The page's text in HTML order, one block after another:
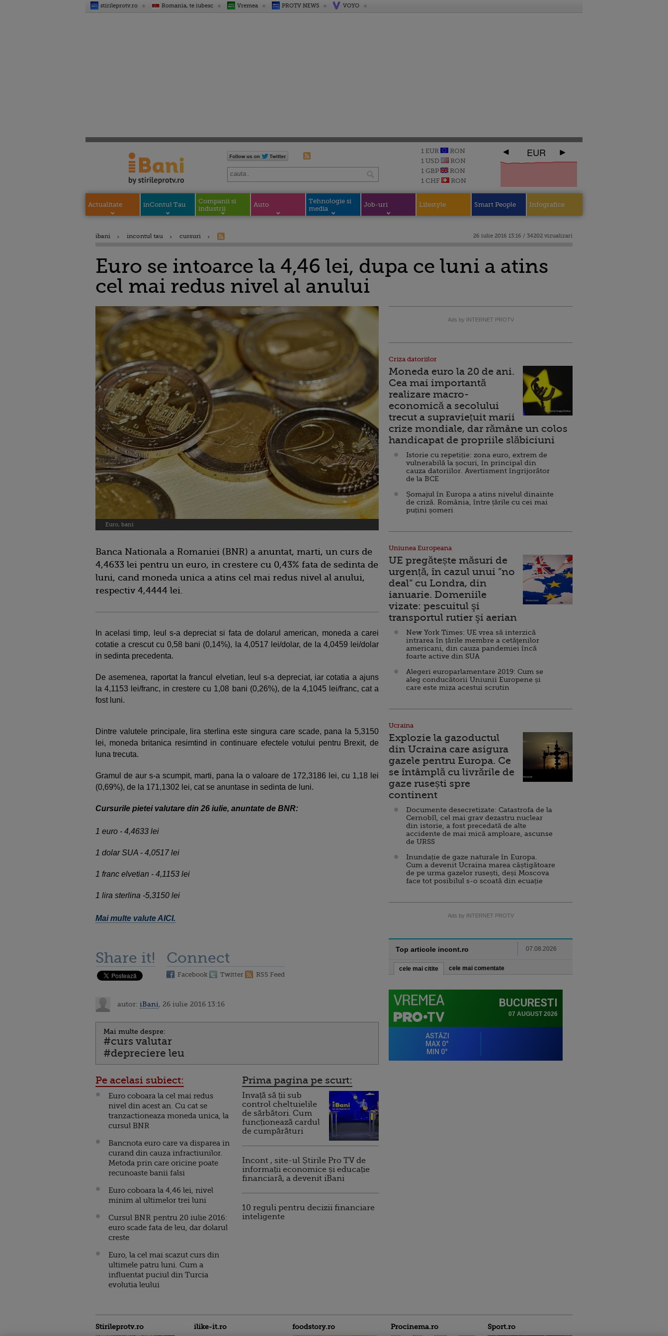
stirileprotv.ro Romania, te iubesc Vremea PROTV NEWS VOYO
1 EUR
RON
1 USD
RON
1 GBP
RON
1 CHF
RON
EUR
Actualitate inContul Tau
Companii si
industrii
Auto
Tehnologie si
media
Job-uri Lifestyle Smart People Infografice
ibani incontul tau cursuri 26 iulie 2016 13:16 / 34202 vizualizari
Euro se intoarce la 4,46 lei, dupa ce luni a atins
cel mai redus nivel al anului
Euro, bani
Banca Nationala a Romaniei (BNR) a anuntat, marti, un curs de
4,4633 lei pentru un euro, in crestere cu 0,43% fata de sedinta de
luni, cand moneda unica a atins cel mai redus nivel al anului,
respectiv 4,4444 lei.
In acelasi timp, leul s-a depreciat si fata de dolarul american, moneda a carei
cotatie a crescut cu 0,58 bani (0,14%), la 4,0517 lei/dolar, de la 4,0459 lei/dolar
in sedinta precedenta.
De asemenea, raportat la francul elvetian, leul s-a depreciat, iar cotatia a ajuns
la 4,1153 lei/franc, in crestere cu 1,08 bani (0,26%), de la 4,1045 lei/franc, cat a
fost luni.
Dintre valutele principale, lira sterlina este singura care scade, pana la 5,3150
lei, moneda britanica resimtind in continuare efectele votului pentru Brexit, de
luna trecuta.
Gramul de aur s-a scumpit, marti, pana la o valoare de 172,3186 lei, cu 1,18 lei
(0,69%), de la 171,1302 lei, cat se anuntase in sedinta de luni.
Cursurile pietei valutare din 26 iulie, anuntate de BNR:
1 euro - 4,4633 lei
1 dolar SUA - 4,0517 lei
1 franc elvetian - 4,1153 lei
1 lira sterlina -5,3150 lei
Mai multe valute AICI.
Share it! Connect
Facebook Twitter RSS Feed
autor: iBani , 26 iulie 2016 13:16
Mai multe despre:
#curs valutar
#depreciere leu
Pe acelasi subiect:
Euro coboara la cel mai redus
nivel din acest an. Cu cat se
tranzactioneaza moneda unica, la
cursul BNR
Bancnota euro care va disparea in
curand din cauza infractiunilor.
Metoda prin care oricine poate
recunoaste banii falsi
Euro coboara la 4,46 lei, nivel
minim al ultimelor trei luni
Cursul BNR pentru 20 iulie 2016:
euro scade fata de leu, dar dolarul
creste
Euro, la cel mai scazut curs din
ultimele patru luni. Cum a
influentat puciul din Turcia
evolutia leului
Prima pagina pe scurt:
Invață să ții sub
control cheltuielile
de sărbători. Cum
funcționează cardul
de cumpărături
Incont , site-ul Știrile Pro TV de
informații economice și educație
financiară, a devenit iBani
10 reguli pentru decizii financiare
inteligente
Ads by INTERNET PROTV
Criza datoriilor
Moneda euro la 20 de ani.
Cea mai importantă
realizare macro-
economică a secolului
trecut a supraviețuit marii
crize mondiale, dar rămâne un colos
handicapat de propriile slăbiciuni
Istorie cu repetiție: zona euro, extrem de
vulnerabilă la șocuri, în principal din
cauza datoriilor. Avertisment îngrijorător
de la BCE
Șomajul în Europa a atins nivelul dinainte
de criză. România, între țările cu cei mai
puțini șomeri
Uniunea Europeana
UE pregătește măsuri de
urgență, în cazul unui ”no
deal” cu Londra, din
ianuarie. Domeniile
vizate: pescuitul şi
transportul rutier şi aerian
New York Times: UE vrea să interzică
intrarea în țările membre a cetăţenilor
americani, din cauza pandemiei încă
foarte active din SUA
Alegeri europarlamentare 2019: Cum se
aleg conducătorii Uniunii Europene și
care este miza acestui scrutin
Ucraina
Explozie la gazoductul
din Ucraina care asigura
gazele pentru Europa. Ce
se întâmplă cu livrările de
gaze rusești spre
continent
Documente desecretizate: Catastrofa de la
Cernobîl, cel mai grav dezastru nuclear
din istorie, a fost precedată de alte
accidente de mai mică amploare, ascunse
de URSS
Inundație de gaze naturale în Europa.
Cum a devenit Ucraina marea câștigătoare
de pe urma gazelor rusești, deși Moscova
face tot posibilul s-o scoată din ecuație
Ads by INTERNET PROTV
Top articole incont.ro 07.08.2026
cele mai citite cele mai comentate
Stirileprotv.ro ilike-it.ro foodstory.ro Procinema.ro Sport.ro